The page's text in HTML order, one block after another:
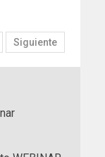
Siguiente